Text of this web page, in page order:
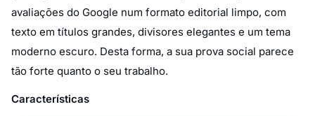
avaliações do Google num formato editorial limpo, com
texto em títulos grandes, divisores elegantes e um tema
moderno escuro. Desta forma, a sua prova social parece
tão forte quanto o seu trabalho.
Características